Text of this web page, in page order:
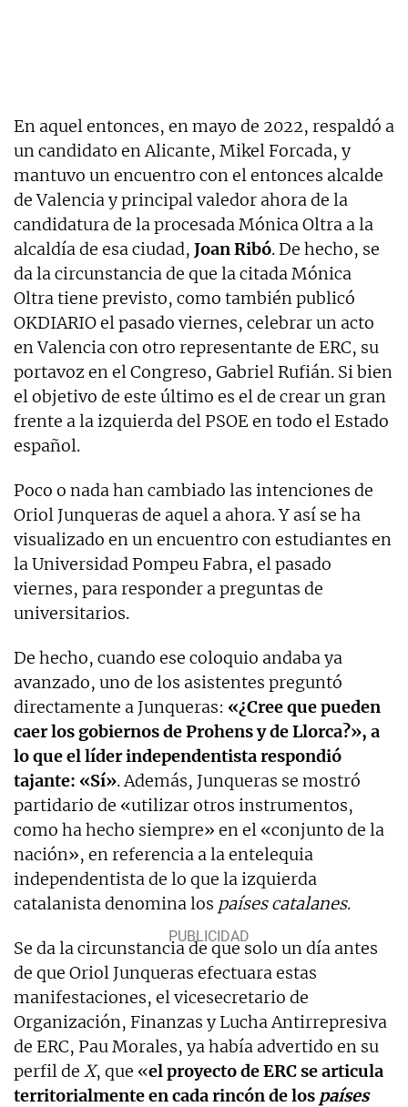
En aquel entonces, en mayo de 2022, respaldó a
un candidato en Alicante, Mikel Forcada, y
mantuvo un encuentro con el entonces alcalde
de Valencia y principal valedor ahora de la
candidatura de la procesada Mónica Oltra a la
alcaldía de esa ciudad, Joan Ribó. De hecho, se
da la circunstancia de que la citada Mónica
Oltra tiene previsto, como también publicó
OKDIARIO el pasado viernes, celebrar un acto
en Valencia con otro representante de ERC, su
portavoz en el Congreso, Gabriel Rufián. Si bien
el objetivo de este último es el de crear un gran
frente a la izquierda del PSOE en todo el Estado
español.
Poco o nada han cambiado las intenciones de
Oriol Junqueras de aquel a ahora. Y así se ha
visualizado en un encuentro con estudiantes en
la Universidad Pompeu Fabra, el pasado
viernes, para responder a preguntas de
universitarios.
De hecho, cuando ese coloquio andaba ya
avanzado, uno de los asistentes preguntó
directamente a Junqueras: «¿Cree que pueden
caer los gobiernos de Prohens y de Llorca?», a
lo que el líder independentista respondió
tajante: «Sí». Además, Junqueras se mostró
partidario de «utilizar otros instrumentos,
como ha hecho siempre» en el «conjunto de la
nación», en referencia a la entelequia
independentista de lo que la izquierda
catalanista denomina los países catalanes.
Se da la circunstancia de que solo un día antes
de que Oriol Junqueras efectuara estas
manifestaciones, el vicesecretario de
Organización, Finanzas y Lucha Antirrepresiva
de ERC, Pau Morales, ya había advertido en su
perfil de X, que «el proyecto de ERC se articula
territorialmente en cada rincón de los países